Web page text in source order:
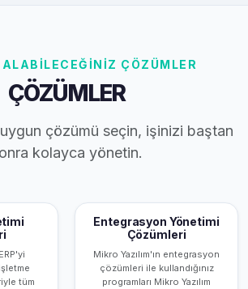
ÇÖZÜMLER
ÇÖZÜMLER
çözümü seçin, işinizi baştan
kolayca yönetin.
tüm
Entegrasyon Yönetimi
Çözümleri
Mikro Yazılım'ın entegrasyon
çözümleri ile kullandığınız
programları Mikro Yazılım